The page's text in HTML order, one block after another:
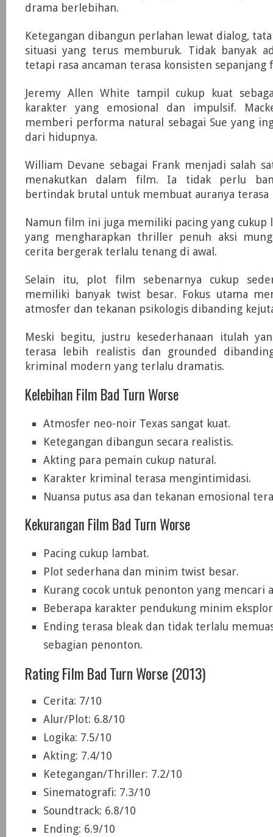
drama berlebihan.
Ketegangan dibangun perlahan lewat dialog,
situasi yang terus memburuk. Tidak banyak
tetapi rasa ancaman terasa konsisten sepanjang
Jeremy Allen White tampil cukup kuat
karakter yang emosional dan impulsif.
memberi performa natural sebagai Sue yang
dari hidupnya.
William Devane sebagai Frank menjadi salah
menakutkan dalam film. Ia tidak perlu
bertindak brutal untuk membuat auranya
Namun film ini juga memiliki pacing yang cukup
yang mengharapkan thriller penuh aksi
cerita bergerak terlalu tenang di awal.
Selain itu, plot film sebenarnya cukup
memiliki banyak twist besar. Fokus utama
atmosfer dan tekanan psikologis dibanding
Meski begitu, justru kesederhanaan itulah
terasa lebih realistis dan grounded
kriminal modern yang terlalu dramatis.
Kelebihan Film Bad Turn Worse
Atmosfer neo-noir Texas sangat kuat.
Ketegangan dibangun secara realistis.
Akting para pemain cukup natural.
Karakter kriminal terasa mengintimidasi.
Nuansa putus asa dan tekanan emosional
Kekurangan Film Bad Turn Worse
Pacing cukup lambat.
Plot sederhana dan minim twist besar.
Kurang cocok untuk penonton yang mencari
Beberapa karakter pendukung minim
Ending terasa bleak dan tidak terlalu
sebagian penonton.
Rating Film Bad Turn Worse (2013)
Cerita: 7/10
Alur/Plot: 6.8/10
Logika: 7.5/10
Akting: 7.4/10
Ketegangan/Thriller: 7.2/10
Sinematografi: 7.3/10
Soundtrack: 6.8/10
Ending: 6.9/10